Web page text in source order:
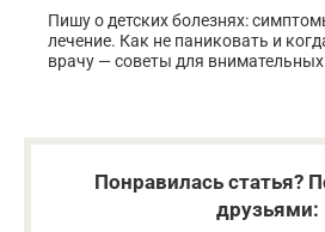
Пишу о детских болезнях:
лечение. Как не паниковать и
врачу — советы для внимательных
Понравилась статья?
друзьями: